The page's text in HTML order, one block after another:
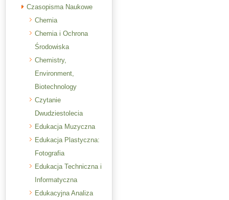
Czasopisma Naukowe
Chemia
Chemia i Ochrona
Środowiska
Chemistry,
Environment,
Biotechnology
Czytanie
Dwudziestolecia
Edukacja Muzyczna
Edukacja Plastyczna:
Fotografia
Edukacja Techniczna i
Informatyczna
Edukacyjna Analiza